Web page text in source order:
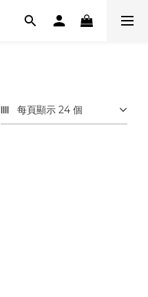
每頁顯示 24 個